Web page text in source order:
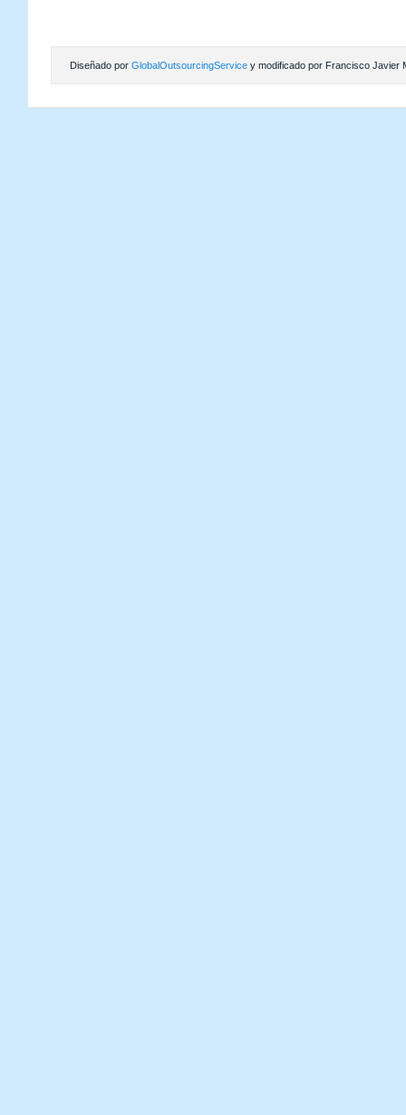
Diseñado por GlobalOutsourcingService y modificado por Francisco Javier